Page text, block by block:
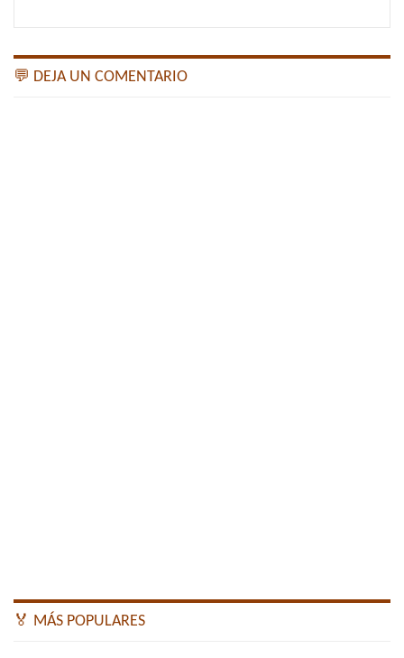
💬 DEJA UN COMENTARIO
🏅 MÁS POPULARES